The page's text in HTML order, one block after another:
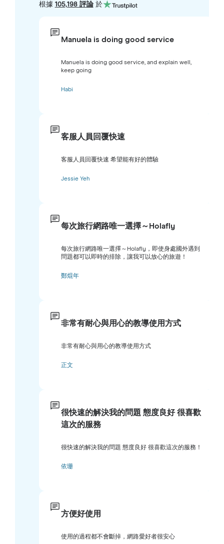
根據 105,198 評論於
Manuela is doing good service
Manuela is doing good service, and explain well,
keep going
Habi
客服人員回覆快速
客服人員回覆快速 希望能有好的體驗
Jessie Yeh
每次旅行網路唯一選擇～Holafly
每次旅行網路唯一選擇～Holafly，即使身處國外遇到
問題都可以即時的排除，讓我可以放心的旅遊！
鄭焜年
非常有耐心與用心的教導使用方式
非常有耐心與用心的教導使用方式
正文
很快速的解決我的問題 態度良好 很喜歡
這次的服務
很快速的解決我的問題 態度良好 很喜歡這次的服務！
依珊
方便好使用
使用的過程都不會斷掉，網路愛好者很安心